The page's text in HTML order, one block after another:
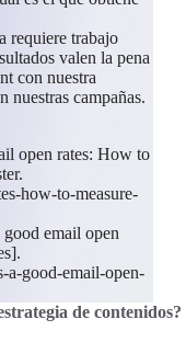
requiere trabajo
valen la pena
con nuestra
nuestras campañas.
open rates: How to
how-to-measure-
email open
a-good-email-open-
de contenidos?